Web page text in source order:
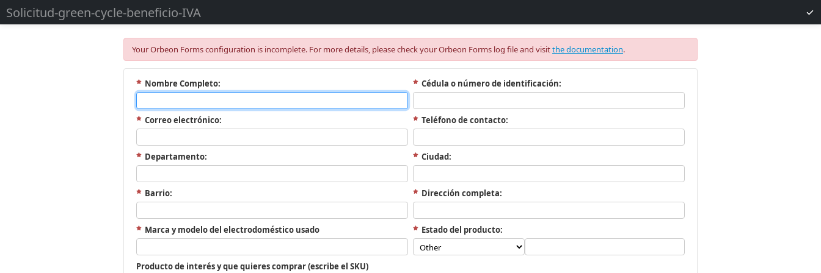
Solicitud-green-cycle-beneficio-IVA
Your Orbeon Forms configuration is incomplete. For more details, please check your Orbeon Forms log file and visitthe documentation.
Nombre Completo: Cédula o número de identificación:
Correo electrónico: Teléfono de contacto:
Departamento: Ciudad:
Barrio: Dirección completa:
Marca y modelo del electrodoméstico usado Estado del producto:
Producto de interés y que quieres comprar (escribe el SKU)